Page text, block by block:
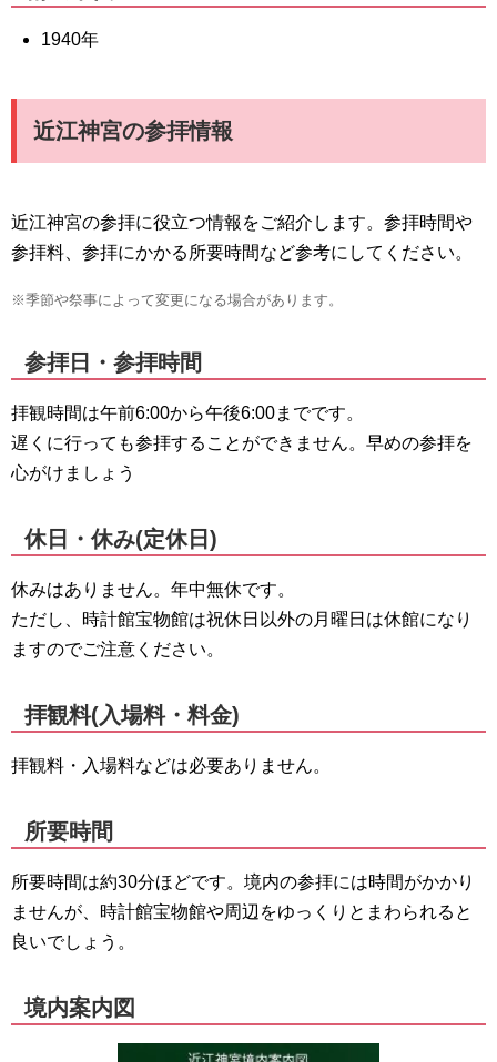
1940年
近江神宮の参拝情報
近江神宮の参拝に役立つ情報をご紹介します。参拝時間や
参拝料、参拝にかかる所要時間など参考にしてください。
※季節や祭事によって変更になる場合があります。
参拝日・参拝時間
拝観時間は午前6:00から午後6:00までです。
遅くに行っても参拝することができません。早めの参拝を
心がけましょう
休日・休み(定休日)
休みはありません。年中無休です。
ただし、時計館宝物館は祝休日以外の月曜日は休館になり
ますのでご注意ください。
拝観料(入場料・料金)
拝観料・入場料などは必要ありません。
所要時間
所要時間は約30分ほどです。境内の参拝には時間がかかり
ませんが、時計館宝物館や周辺をゆっくりとまわられると
良いでしょう。
境内案内図